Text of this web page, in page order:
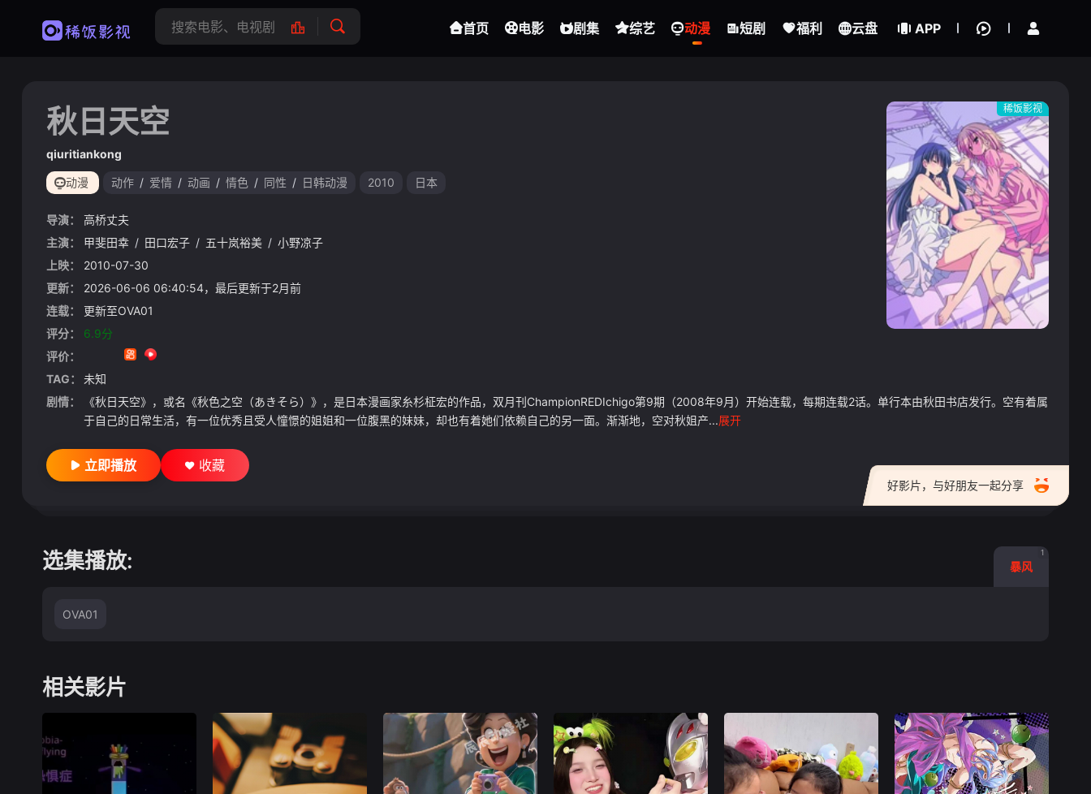
首页 电影 剧集 综艺 动漫 短剧 福利 云盘 APP
稀饭影视
秋日天空
qiuritiankong
动漫 动作 / 爱情 / 动画 / 情色 / 同性 / 日韩动漫 2010 日本
导演：
高桥丈夫
主演：
甲斐田幸 / 田口宏子 / 五十岚裕美 / 小野凉子
上映：
2010-07-30
更新：
2026-06-06 06:40:54，最后更新于2月前
连载：
更新至OVA01
评分：
6.9分
评价：
TAG：
未知
剧情：
《秋日天空》，或名《秋色之空（あきそら）》，是日本漫画家糸杉柾宏的作品，双月刊ChampionREDIchigo第9期（2008年9月）开始连载，每期连载2话。单行本由秋田书店发行。空有着属
于自己的日常生活，有一位优秀且受人憧憬的姐姐和一位腹黑的妹妹，却也有着她们依赖自己的另一面。渐渐地，空对秋姐产...展开
好影片，与好朋友一起分享
立即播放 收藏
选集播放: 暴风
1
OVA01
相关影片